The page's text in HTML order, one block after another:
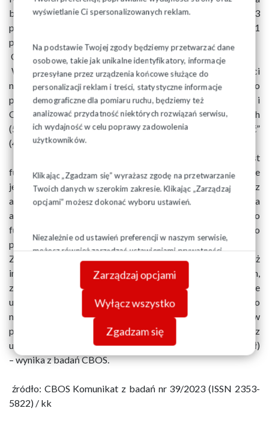
wyświetlanie Ci spersonalizowanych reklam.
Na podstawie Twojej zgody będziemy przetwarzać dane
osobowe, takie jak unikalne identyfikatory, informacje
przesyłane przez urządzenia końcowe służące do
personalizacji reklam i treści, statystyczne informacje
demograficzne dla pomiaru ruchu, będziemy też
analizować przydatność niektórych rozwiązań serwisu,
ich wydajność w celu poprawy zadowolenia
użytkowników.
Klikając „Zgadzam się” wyrażasz zgodę na przetwarzanie
Twoich danych w szerokim zakresie. Klikając „Zarządzaj
opcjami” możesz dokonać wyboru ustawień.
Niezależnie od ustawień preferencji w naszym serwisie,
możesz również zarządzać ustawieniami prywatności
swojej przeglądarki. Więcej informacji o przetwarzaniu
danych znajdziesz wPolityce prywatności.
Zarządzaj opcjami
Wyłącz wszystko
Zgadzam się
badanych (32%, od września ubiegłego roku wzrost o 3
punkty procentowe), a ponad jedna piąta (27%, spadek o 1
punkt) wyraża przeciwną opinię – wynika z badań CBOS.
Oceny działalności związków zawodowych
Wielu Polaków nie potrafi ustosunkować się do działalności
największych central związków zawodowych. Dotyczy to
przede wszystkim Forum Związków Zawodowych (68%) i
Ogólnopolskiego Porozumienia Związków Zawodowych
(58%), ale także – w mniejszej mierze – NSZZ „Solidarność”
(41%) - czytamy w komunikacie.
Lepiej niż przed sześcioma miesiącami odbierane jest
funkcjonowanie NSZZ „Solidarność”. Pozytywnie ocenia je
jedna trzecia badanych, podczas gdy o pracy OPZZ z
aprobatą wypowiada się więcej niż jedna piąta
ankietowanych. Poprawiły się w pewnym stopniu opinie o
funkcjonowaniu FZZ, które dobrze ocenia teraz niespełna co
piąty badany.
Z uznaniem o działalności NSZZ „Solidarność” częściej niż
inni wypowiadają się respondenci o prawicowych poglądach,
zaangażowani w praktyki religijne (szczególnie
uczestniczący w nich kilkakrotnie w tygodniu), a ponadto
najstarsi badani, najsłabiej wykształceni, pracujący w
prywatnych gospodarstwach rolnych (w tym rolnicy) oraz
uzyskujący niskie dochody per capita (od 1500 zł do 1999 zł)
– wynika z badań CBOS.
źródło: CBOS Komunikat z badań nr 39/2023 (ISSN 2353-
5822) / kk